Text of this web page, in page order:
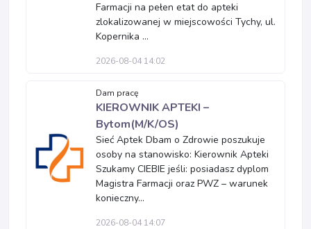
Farmacji na pełen etat do apteki
zlokalizowanej w miejscowości Tychy, ul.
Kopernika ...
2026-08-04 14:02
Dam pracę
KIEROWNIK APTEKI –
Bytom(M/K/OS)
Sieć Aptek Dbam o Zdrowie poszukuje
osoby na stanowisko: Kierownik Apteki
Szukamy CIEBIE jeśli: posiadasz dyplom
Magistra Farmacji oraz PWZ – warunek
konieczny...
2026-08-04 14:07